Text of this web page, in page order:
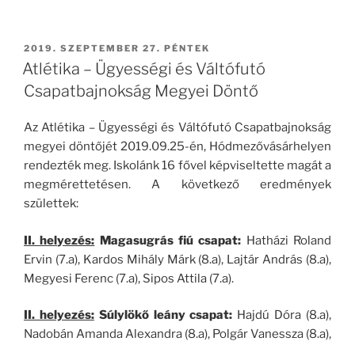
BEKÜLDVE:
2019. SZEPTEMBER 27. PÉNTEK
Atlétika – Ügyességi és Váltófutó
Csapatbajnokság Megyei Döntő
Az Atlétika – Ügyességi és Váltófutó Csapatbajnokság
megyei döntőjét 2019.09.25-én, Hódmezővásárhelyen
rendezték meg. Iskolánk 16 fővel képviseltette magát a
megmérettetésen. A következő eredmények
születtek:
II. helyezés: Magasugrás fiú csapat: Hatházi Roland
Ervin (7.a), Kardos Mihály Márk (8.a), Lajtár András (8.a),
Megyesi Ferenc (7.a), Sipos Attila (7.a).
II. helyezés:Súlylökő leány csapat: Hajdú Dóra (8.a),
Nadobán Amanda Alexandra (8.a), Polgár Vanessza (8.a),